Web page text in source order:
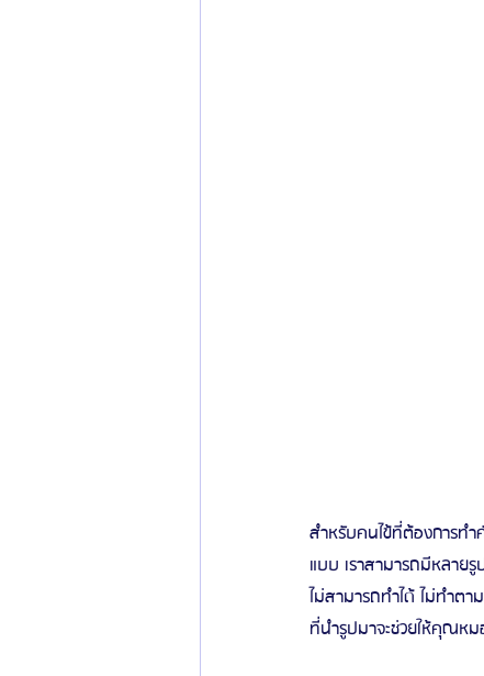
สำหรับคนไข้ที่ต้องการทำ
แบบ เราสามารถมีหลาย
ไม่สามารถทำได้ ไม่ทำต
ที่นำรูปมาจะช่วยให้คุณหม